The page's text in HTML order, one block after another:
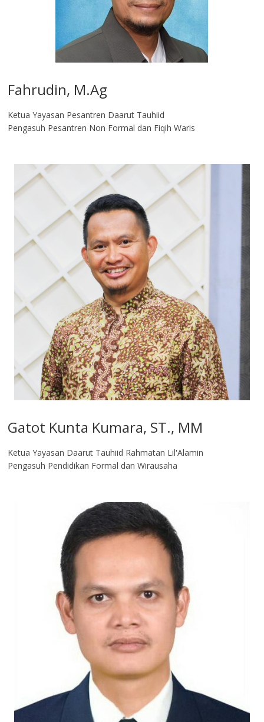
Fahrudin, M.Ag​
Ketua Yayasan Pesantren Daarut Tauhiid
Pengasuh Pesantren Non Formal dan Fiqih Waris
Gatot Kunta Kumara, ST., MM
Ketua Yayasan Daarut Tauhiid Rahmatan Lil'Alamin
Pengasuh Pendidikan Formal dan Wirausaha